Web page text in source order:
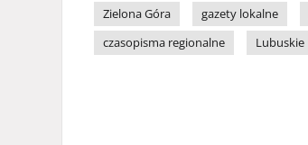
Zielona Góra
gazety lokalne
czasopisma regionalne
Lubuskie